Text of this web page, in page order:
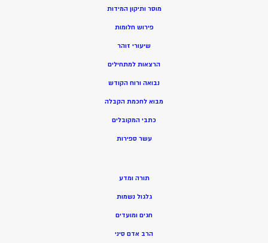
מוסר ותיקון המידות
פירוש חלומות
שיעורי זוהר
הרצאות למתחילים
נבואה ורוח הקודש
מבוא לחכמת הקבלה
כתבי המקובלים
עשר ספירות
תורה ומדע
גלגול נשמות
חגים ומועדים
הרב אדם סיני